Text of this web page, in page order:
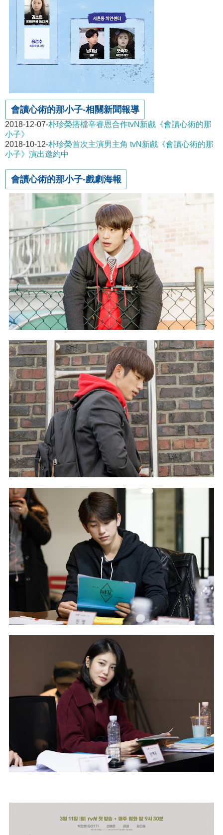
會讀心術的那小子-相關新聞報導
2018-12-07-朴珍榮搭檔辛睿恩合作tvN新戲《會讀心術的那
小子》
2018-10-12-朴珍榮首次主演男主角 tvN新戲《會讀心術的那
小子》演出邀約中
會讀心術的那小子-戲劇海報